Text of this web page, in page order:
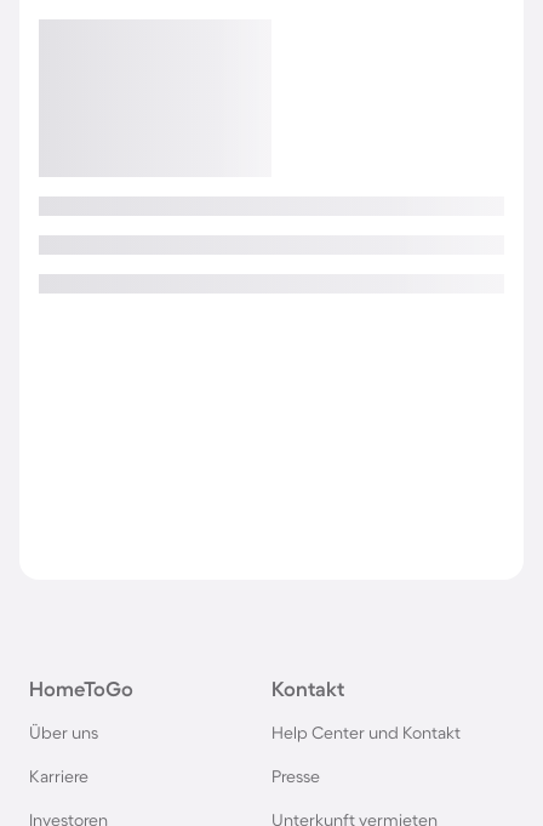
HomeToGo
Über uns
Karriere
Investoren
Kontakt
Help Center und Kontakt
Presse
Unterkunft vermieten